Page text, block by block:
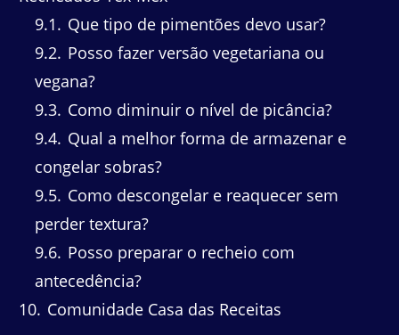
9.1
Que tipo de pimentões devo usar?
9.2 Posso fazer versão vegetariana ou
vegana?
9.3 Como diminuir o nível de picância?
9.4 Qual a melhor forma de armazenar e
congelar sobras?
9.5 Como descongelar e reaquecer sem
perder textura?
9.6 Posso preparar o recheio com
antecedência?
10 Comunidade Casa das Receitas